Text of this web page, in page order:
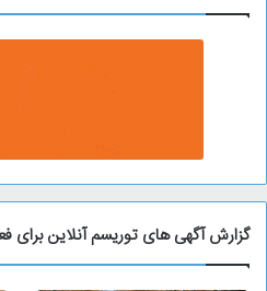
گزارش آگهی های توریسم آنلاین برای